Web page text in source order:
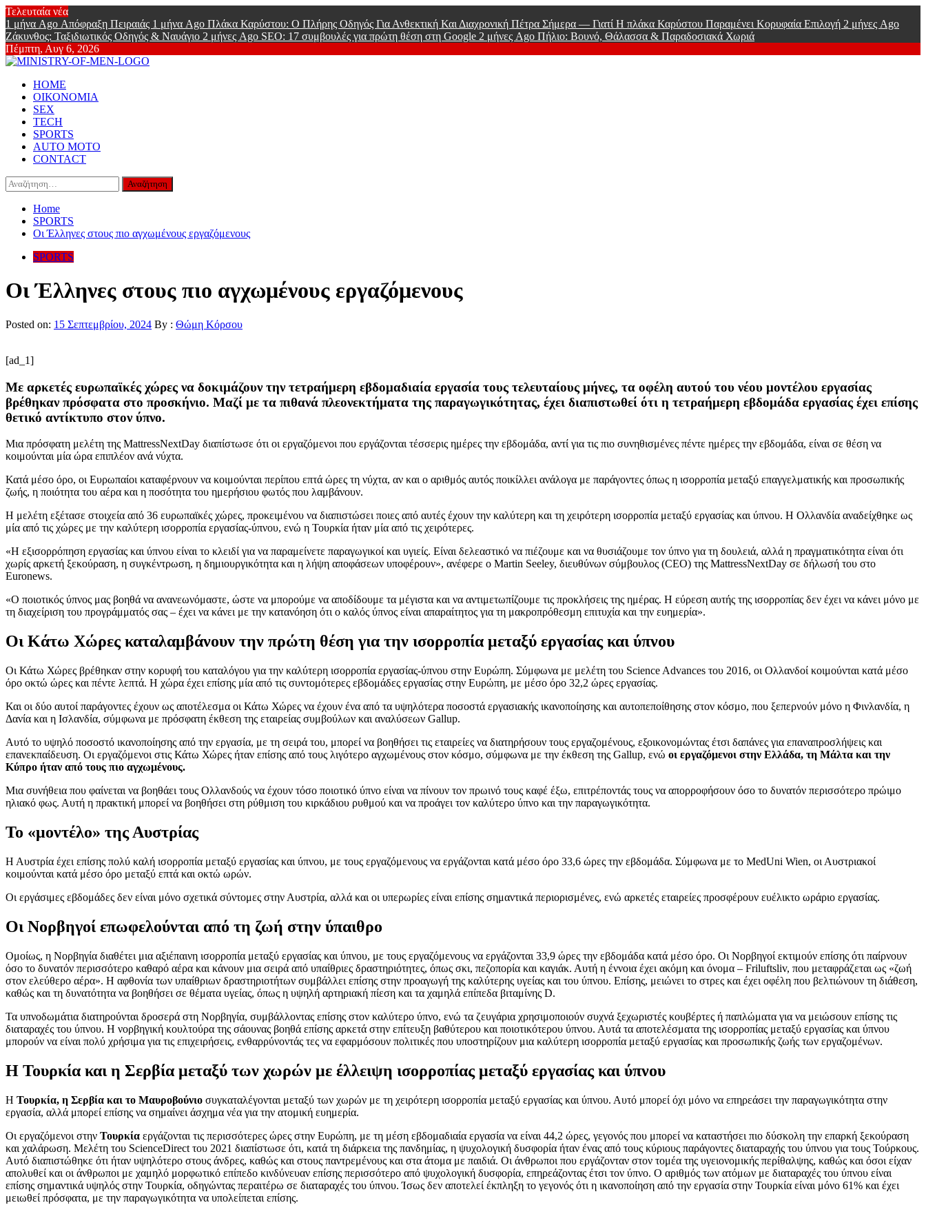
Skip
to
content
Τελευταία νέα
1 μήνα Ago Απόφραξη Πειραιάς 1 μήνα Ago Πλάκα Καρύστου: Ο Πλήρης Οδηγός Για Ανθεκτική Και Διαχρονική Πέτρα Σήμερα — Γιατί Η πλάκα Καρύστου Παραμένει Κορυφαία Επιλογή 2 μήνες Ago
Ζάκυνθος: Ταξιδιωτικός Οδηγός & Ναυάγιο 2 μήνες Ago SEO: 17 συμβουλές για πρώτη θέση στη Google 2 μήνες Ago Πήλιο: Βουνό, Θάλασσα & Παραδοσιακά Χωριά
Πέμπτη, Αυγ 6, 2026
Online Lifestyle περιοδικό για Aνδρες
Primary
Menu
HOME
ΟΙΚΟΝΟΜΙΑ
SEX
TECH
SPORTS
AUTO MOTO
CONTACT
Αναζήτηση
για:
Home
SPORTS
Οι Έλληνες στους πιο αγχωμένους εργαζόμενους
SPORTS
Οι Έλληνες στους πιο αγχωμένους εργαζόμενους
Posted on: 15 Σεπτεμβρίου, 2024 By : Θώμη Κόρσου
[ad_1]
Με αρκετές ευρωπαϊκές χώρες να δοκιμάζουν την τετραήμερη εβδομαδιαία εργασία τους τελευταίους μήνες, τα οφέλη αυτού του νέου μοντέλου εργασίας
βρέθηκαν πρόσφατα στο προσκήνιο. Μαζί με τα πιθανά πλεονεκτήματα της παραγωγικότητας, έχει διαπιστωθεί ότι η τετραήμερη εβδομάδα εργασίας έχει επίσης
θετικό αντίκτυπο στον ύπνο.
Μια πρόσφατη μελέτη της MattressNextDay διαπίστωσε ότι οι εργαζόμενοι που εργάζονται τέσσερις ημέρες την εβδομάδα, αντί για τις πιο συνηθισμένες πέντε ημέρες την εβδομάδα, είναι σε θέση να
κοιμούνται μία ώρα επιπλέον ανά νύχτα.
Κατά μέσο όρο, οι Ευρωπαίοι καταφέρνουν να κοιμούνται περίπου επτά ώρες τη νύχτα, αν και ο αριθμός αυτός ποικίλλει ανάλογα με παράγοντες όπως η ισορροπία μεταξύ επαγγελματικής και προσωπικής
ζωής, η ποιότητα του αέρα και η ποσότητα του ημερήσιου φωτός που λαμβάνουν.
Η μελέτη εξέτασε στοιχεία από 36 ευρωπαϊκές χώρες, προκειμένου να διαπιστώσει ποιες από αυτές έχουν την καλύτερη και τη χειρότερη ισορροπία μεταξύ εργασίας και ύπνου. Η Ολλανδία αναδείχθηκε ως
μία από τις χώρες με την καλύτερη ισορροπία εργασίας-ύπνου, ενώ η Τουρκία ήταν μία από τις χειρότερες.
«Η εξισορρόπηση εργασίας και ύπνου είναι το κλειδί για να παραμείνετε παραγωγικοί και υγιείς. Είναι δελεαστικό να πιέζουμε και να θυσιάζουμε τον ύπνο για τη δουλειά, αλλά η πραγματικότητα είναι ότι
χωρίς αρκετή ξεκούραση, η συγκέντρωση, η δημιουργικότητα και η λήψη αποφάσεων υποφέρουν», ανέφερε ο Martin Seeley, διευθύνων σύμβουλος (CEO) της MattressNextDay σε δήλωσή του στο
Euronews.
«Ο ποιοτικός ύπνος μας βοηθά να ανανεωνόμαστε, ώστε να μπορούμε να αποδίδουμε τα μέγιστα και να αντιμετωπίζουμε τις προκλήσεις της ημέρας. Η εύρεση αυτής της ισορροπίας δεν έχει να κάνει μόνο με
τη διαχείριση του προγράμματός σας – έχει να κάνει με την κατανόηση ότι ο καλός ύπνος είναι απαραίτητος για τη μακροπρόθεσμη επιτυχία και την ευημερία».
Οι Κάτω Χώρες καταλαμβάνουν την πρώτη θέση για την ισορροπία μεταξύ εργασίας και ύπνου
Οι Κάτω Χώρες βρέθηκαν στην κορυφή του καταλόγου για την καλύτερη ισορροπία εργασίας-ύπνου στην Ευρώπη. Σύμφωνα με μελέτη του Science Advances του 2016, οι Ολλανδοί κοιμούνται κατά μέσο
όρο οκτώ ώρες και πέντε λεπτά. Η χώρα έχει επίσης μία από τις συντομότερες εβδομάδες εργασίας στην Ευρώπη, με μέσο όρο 32,2 ώρες εργασίας.
Και οι δύο αυτοί παράγοντες έχουν ως αποτέλεσμα οι Κάτω Χώρες να έχουν ένα από τα υψηλότερα ποσοστά εργασιακής ικανοποίησης και αυτοπεποίθησης στον κόσμο, που ξεπερνούν μόνο η Φινλανδία, η
Δανία και η Ισλανδία, σύμφωνα με πρόσφατη έκθεση της εταιρείας συμβούλων και αναλύσεων Gallup.
Αυτό το υψηλό ποσοστό ικανοποίησης από την εργασία, με τη σειρά του, μπορεί να βοηθήσει τις εταιρείες να διατηρήσουν τους εργαζομένους, εξοικονομώντας έτσι δαπάνες για επαναπροσλήψεις και
επανεκπαίδευση. Οι εργαζόμενοι στις Κάτω Χώρες ήταν επίσης από τους λιγότερο αγχωμένους στον κόσμο, σύμφωνα με την έκθεση της Gallup, ενώ οι εργαζόμενοι στην Ελλάδα, τη Μάλτα και την
Κύπρο ήταν από τους πιο αγχωμένους.
Μια συνήθεια που φαίνεται να βοηθάει τους Ολλανδούς να έχουν τόσο ποιοτικό ύπνο είναι να πίνουν τον πρωινό τους καφέ έξω, επιτρέποντάς τους να απορροφήσουν όσο το δυνατόν περισσότερο πρώιμο
ηλιακό φως. Αυτή η πρακτική μπορεί να βοηθήσει στη ρύθμιση του κιρκάδιου ρυθμού και να προάγει τον καλύτερο ύπνο και την παραγωγικότητα.
Το «μοντέλο» της Αυστρίας
Η Αυστρία έχει επίσης πολύ καλή ισορροπία μεταξύ εργασίας και ύπνου, με τους εργαζόμενους να εργάζονται κατά μέσο όρο 33,6 ώρες την εβδομάδα. Σύμφωνα με το MedUni Wien, οι Αυστριακοί
κοιμούνται κατά μέσο όρο μεταξύ επτά και οκτώ ωρών.
Οι εργάσιμες εβδομάδες δεν είναι μόνο σχετικά σύντομες στην Αυστρία, αλλά και οι υπερωρίες είναι επίσης σημαντικά περιορισμένες, ενώ αρκετές εταιρείες προσφέρουν ευέλικτο ωράριο εργασίας.
Οι Νορβηγοί επωφελούνται από τη ζωή στην ύπαιθρο
Ομοίως, η Νορβηγία διαθέτει μια αξιέπαινη ισορροπία μεταξύ εργασίας και ύπνου, με τους εργαζόμενους να εργάζονται 33,9 ώρες την εβδομάδα κατά μέσο όρο. Οι Νορβηγοί εκτιμούν επίσης ότι παίρνουν
όσο το δυνατόν περισσότερο καθαρό αέρα και κάνουν μια σειρά από υπαίθριες δραστηριότητες, όπως σκι, πεζοπορία και καγιάκ. Αυτή η έννοια έχει ακόμη και όνομα – Friluftsliv, που μεταφράζεται ως «ζωή
στον ελεύθερο αέρα». Η αφθονία των υπαίθριων δραστηριοτήτων συμβάλλει επίσης στην προαγωγή της καλύτερης υγείας και του ύπνου. Επίσης, μειώνει το στρες και έχει οφέλη που βελτιώνουν τη διάθεση,
καθώς και τη δυνατότητα να βοηθήσει σε θέματα υγείας, όπως η υψηλή αρτηριακή πίεση και τα χαμηλά επίπεδα βιταμίνης D.
Τα υπνοδωμάτια διατηρούνται δροσερά στη Νορβηγία, συμβάλλοντας επίσης στον καλύτερο ύπνο, ενώ τα ζευγάρια χρησιμοποιούν συχνά ξεχωριστές κουβέρτες ή παπλώματα για να μειώσουν επίσης τις
διαταραχές του ύπνου. Η νορβηγική κουλτούρα της σάουνας βοηθά επίσης αρκετά στην επίτευξη βαθύτερου και ποιοτικότερου ύπνου. Αυτά τα αποτελέσματα της ισορροπίας μεταξύ εργασίας και ύπνου
μπορούν να είναι πολύ χρήσιμα για τις επιχειρήσεις, ενθαρρύνοντάς τες να εφαρμόσουν πολιτικές που υποστηρίζουν μια καλύτερη ισορροπία μεταξύ εργασίας και προσωπικής ζωής των εργαζομένων.
Η Τουρκία και η Σερβία μεταξύ των χωρών με έλλειψη ισορροπίας μεταξύ εργασίας και ύπνου
Η Τουρκία, η Σερβία και το Μαυροβούνιο συγκαταλέγονται μεταξύ των χωρών με τη χειρότερη ισορροπία μεταξύ εργασίας και ύπνου. Αυτό μπορεί όχι μόνο να επηρεάσει την παραγωγικότητα στην
εργασία, αλλά μπορεί επίσης να σημαίνει άσχημα νέα για την ατομική ευημερία.
Οι εργαζόμενοι στην Τουρκία εργάζονται τις περισσότερες ώρες στην Ευρώπη, με τη μέση εβδομαδιαία εργασία να είναι 44,2 ώρες, γεγονός που μπορεί να καταστήσει πιο δύσκολη την επαρκή ξεκούραση
και χαλάρωση. Μελέτη του ScienceDirect του 2021 διαπίστωσε ότι, κατά τη διάρκεια της πανδημίας, η ψυχολογική δυσφορία ήταν ένας από τους κύριους παράγοντες διαταραχής του ύπνου για τους Τούρκους.
Αυτό διαπιστώθηκε ότι ήταν υψηλότερο στους άνδρες, καθώς και στους παντρεμένους και στα άτομα με παιδιά. Οι άνθρωποι που εργάζονταν στον τομέα της υγειονομικής περίθαλψης, καθώς και όσοι είχαν
απολυθεί και οι άνθρωποι με χαμηλό μορφωτικό επίπεδο κινδύνευαν επίσης περισσότερο από ψυχολογική δυσφορία, επηρεάζοντας έτσι τον ύπνο. Ο αριθμός των ατόμων με διαταραχές του ύπνου είναι
επίσης σημαντικά υψηλός στην Τουρκία, οδηγώντας περαιτέρω σε διαταραχές του ύπνου. Ίσως δεν αποτελεί έκπληξη το γεγονός ότι η ικανοποίηση από την εργασία στην Τουρκία είναι μόνο 61% και έχει
μειωθεί πρόσφατα, με την παραγωγικότητα να υπολείπεται επίσης.